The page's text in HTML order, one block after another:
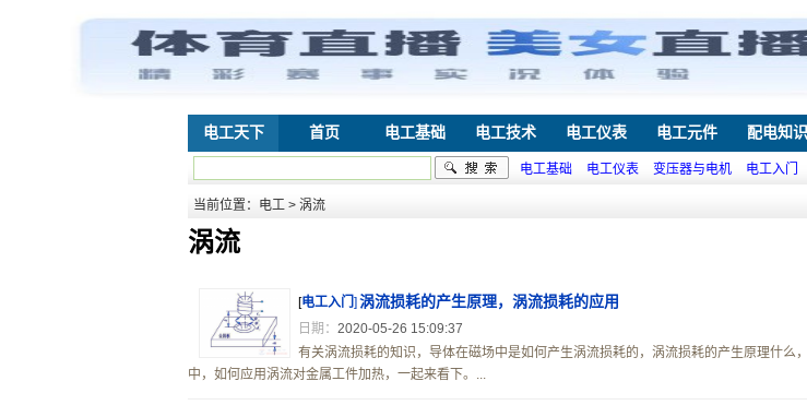
电工天下 首页 电工基础 电工技术 电工仪表 电工元件 配电知识
电工基础 电工仪表 变压器与电机 电工入门
当前位置： 电工 > 涡流
涡流
[电工入门] 涡流损耗的产生原理，涡流损耗的应用
日期： 2020-05-26 15:09:37
有关涡流损耗的知识，导体在磁场中是如何产生涡流损耗的，涡流损耗的产生原理什么
中，如何应用涡流对金属工件加热，一起来看下。...